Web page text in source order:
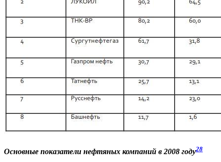
Основные показатели нефтяных компаний в 2008 году28